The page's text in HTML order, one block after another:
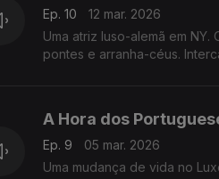
Ep. 10
12 mar. 2026
Uma atriz luso-alemã em
pontes e arranha-céus.
A Hora dos
Ep. 9
05 mar. 2026
Uma mudança de vida no